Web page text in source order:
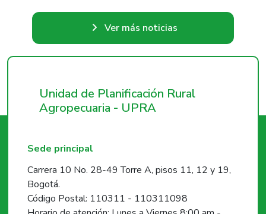
Ver más noticias
Unidad de Planificación Rural
Agropecuaria - UPRA
Sede principal
Carrera 10 No. 28-49 Torre A, pisos 11, 12 y 19,
Bogotá.
Código Postal: 110311 - 110311098